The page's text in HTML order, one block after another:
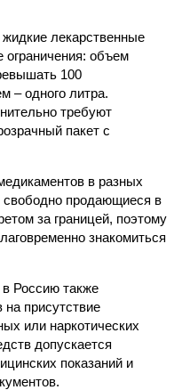
лекарственные
объем
100
– одного литра.
требуют
пакет с
в разных
свободно продающиеся в
за границей, поэтому
знакомиться
Россию также
на присутствие
или наркотических
допускается
показаний и